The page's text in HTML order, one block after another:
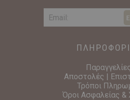
Αποστολές |
Τρόποι
Όροι Ασφαλείας &